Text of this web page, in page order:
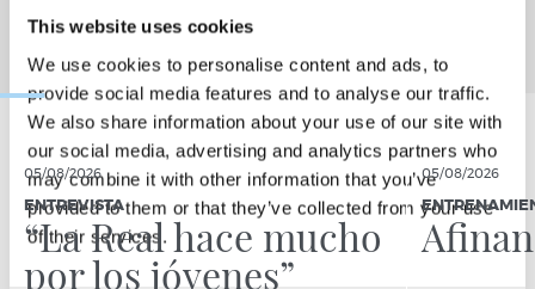
This website uses cookies
We use cookies to personalise content and ads, to
provide social media features and to analyse our traffic.
We also share information about your use of our site with
our social media, advertising and analytics partners who
may combine it with other information that you’ve
provided to them or that they’ve collected from your use
of their services.
05/08/2026
ENTREVISTA
“La Real hace mucho
por los jóvenes”
05/08/2026